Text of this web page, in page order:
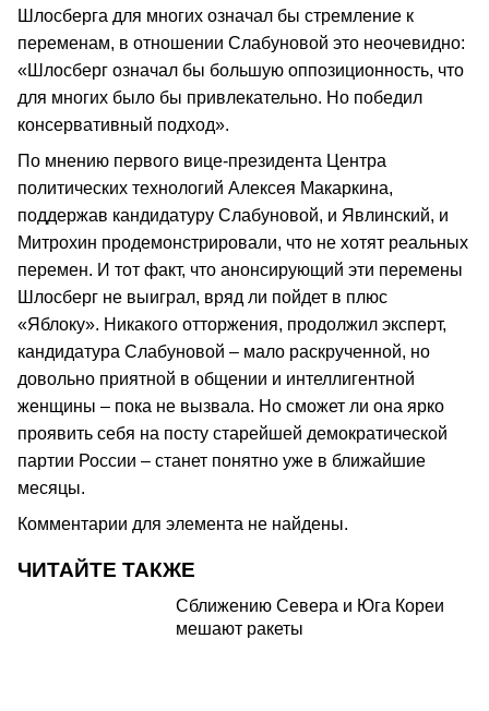
Шлосберга для многих означал бы стремление к
переменам, в отношении Слабуновой это неочевидно:
«Шлосберг означал бы большую оппозиционность, что
для многих было бы привлекательно. Но победил
консервативный подход».
По мнению первого вице-президента Центра
политических технологий Алексея Макаркина,
поддержав кандидатуру Слабуновой, и Явлинский, и
Митрохин продемонстрировали, что не хотят реальных
перемен. И тот факт, что анонсирующий эти перемены
Шлосберг не выиграл, вряд ли пойдет в плюс
«Яблоку». Никакого отторжения, продолжил эксперт,
кандидатура Слабуновой – мало раскрученной, но
довольно приятной в общении и интеллигентной
женщины – пока не вызвала. Но сможет ли она ярко
проявить себя на посту старейшей демократической
партии России – станет понятно уже в ближайшие
месяцы.
Комментарии для элемента не найдены.
ЧИТАЙТЕ ТАКЖЕ
Сближению Севера и Юга Кореи
мешают ракеты